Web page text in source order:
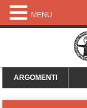
ARGOMENTI
MENU